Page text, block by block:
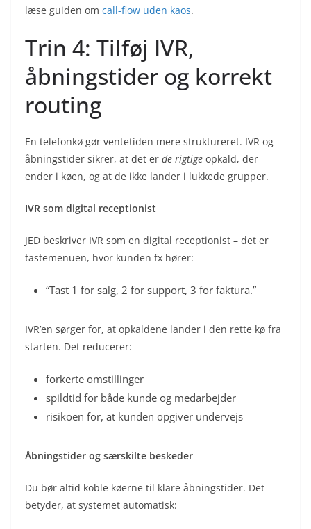
læse guiden om call-flow uden kaos.
Trin 4: Tilføj IVR,
åbningstider og korrekt
routing
En telefonkø gør ventetiden mere struktureret. IVR og
åbningstider sikrer, at det er de rigtige opkald, der
ender i køen, og at de ikke lander i lukkede grupper.
IVR som digital receptionist
JED beskriver IVR som en digital receptionist – det er
tastemenuen, hvor kunden fx hører:
“Tast 1 for salg, 2 for support, 3 for faktura.”
IVR’en sørger for, at opkaldene lander i den rette kø fra
starten. Det reducerer:
forkerte omstillinger
spildtid for både kunde og medarbejder
risikoen for, at kunden opgiver undervejs
Åbningstider og særskilte beskeder
Du bør altid koble køerne til klare åbningstider. Det
betyder, at systemet automatisk: